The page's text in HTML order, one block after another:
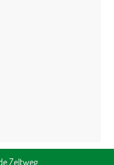
Zeltweg